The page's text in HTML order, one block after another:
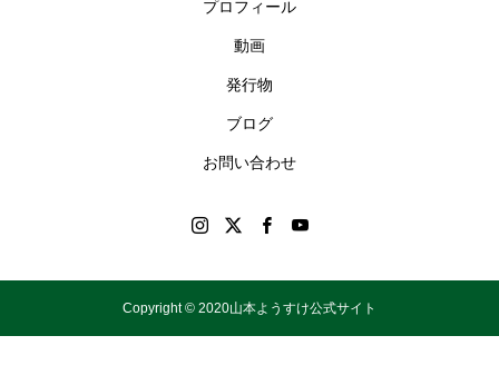
プロフィール
動画
発行物
ブログ
お問い合わせ
Copyright © 2020山本ようすけ公式サイト